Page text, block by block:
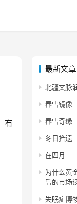
有
最新文章
北疆文脉
春雪镜像
春雪奇缘
冬日拾遗
在四月
为什么黄
后的市场
失眠症博